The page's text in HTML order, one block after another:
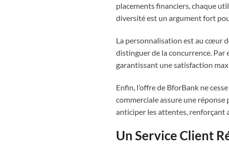
placements financiers, chaque
diversité est un argument fort
La personnalisation est au cœur
distinguer de la concurrence. Par
garantissant une satisfaction
Enfin, l’offre de BforBank ne
commerciale assure une
anticiper les attentes, renforçant
Un Service Client